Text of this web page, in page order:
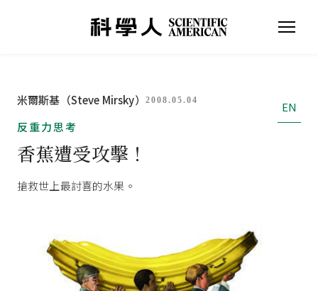
米爾斯基（Steve Mirsky） 2008.05.04
EN
反重力思考
香蕉遭受攻擊！
搶救世上最討喜的水果。